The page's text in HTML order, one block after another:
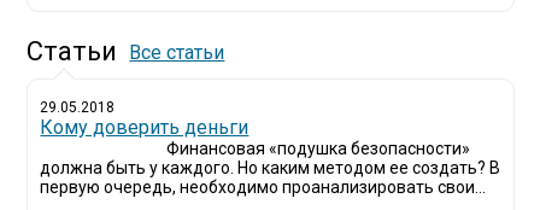
Статьи Все статьи
29.05.2018
Кому доверить деньги
Финансовая «подушка безопасности»
должна быть у каждого. Но каким методом ее создать? В
первую очередь, необходимо проанализировать свои...